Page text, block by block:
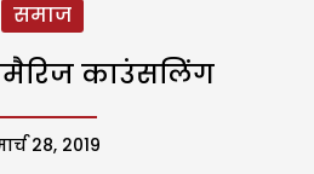
समाज
काउंसलिंग
28, 2019